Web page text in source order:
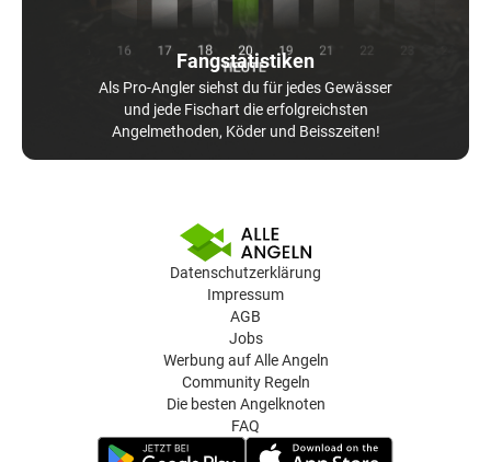
Fangstatistiken
Als Pro-Angler siehst du für jedes Gewässer
und jede Fischart die erfolgreichsten
Angelmethoden, Köder und Beisszeiten!
Datenschutzerklärung
Impressum
AGB
Jobs
Werbung auf Alle Angeln
Community Regeln
Die besten Angelknoten
FAQ